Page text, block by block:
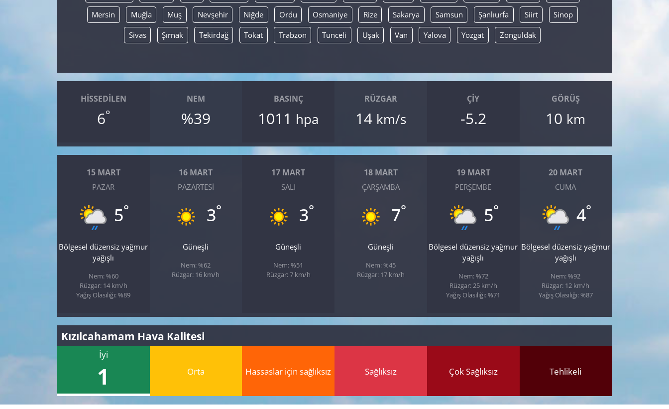
Mersin Muğla Muş Nevşehir Niğde Ordu Osmaniye Rize Sakarya Samsun Şanlıurfa Siirt Sinop
Sivas Şırnak Tekirdağ Tokat Trabzon Tunceli Uşak Van Yalova Yozgat Zonguldak
HISSEDILEN
6°
NEM
%39
BASINÇ
1011 hpa
RÜZGAR
14 km/s
ÇIY
-5.2
GÖRÜŞ
10 km
15 MART
PAZAR
5°
Bölgesel düzensiz yağmur
yağışlı
Nem: %60
Rüzgar: 14 km/h
Yağış Olasılığı: %89
16 MART
PAZARTESI
3°
Güneşli
Nem: %62
Rüzgar: 16 km/h
17 MART
SALI
3°
Güneşli
Nem: %51
Rüzgar: 7 km/h
18 MART
ÇARŞAMBA
7°
Güneşli
Nem: %45
Rüzgar: 17 km/h
19 MART
PERŞEMBE
5°
Bölgesel düzensiz yağmur
yağışlı
Nem: %72
Rüzgar: 25 km/h
Yağış Olasılığı: %71
20 MART
CUMA
4°
Bölgesel düzensiz yağmur
yağışlı
Nem: %92
Rüzgar: 12 km/h
Yağış Olasılığı: %87
Kızılcahamam Hava Kalitesi
İyi
1 Orta Hassaslar için sağlıksız Sağlıksız Çok Sağlıksız Tehlikeli